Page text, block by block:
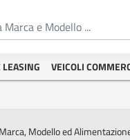
LEASING VEICOLI
Modello ed